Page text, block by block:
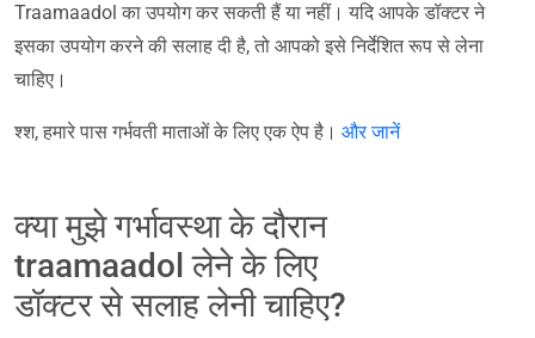
Traamaadol का उपयोग कर सकती हैं या नहीं। यदि आपके डॉक्टर ने
इसका उपयोग करने की सलाह दी है, तो आपको इसे निर्देशित रूप से लेना
चाहिए।
श्श, हमारे पास गर्भवती माताओं के लिए एक ऐप है। और जानें
क्या मुझे गर्भावस्था के दौरान
traamaadol लेने के लिए
डॉक्टर से सलाह लेनी चाहिए?